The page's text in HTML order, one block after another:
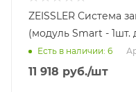
ZEISSLER Система
(модуль Smart - 1шт.
Есть в наличии: 6
11 918 руб./шт